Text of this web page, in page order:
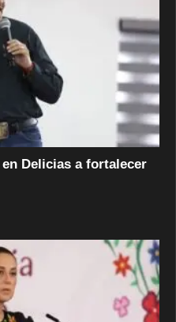
Delicias a fortalecer